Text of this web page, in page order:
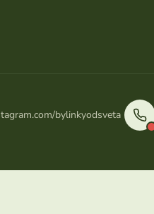
bylinkyodsveta